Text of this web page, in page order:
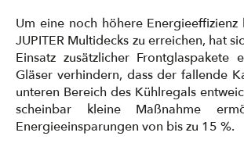
Um eine noch höhere
JUPITER Multidecks zu erreichen, hat
Einsatz zusätzlicher Frontglaspakete
Gläser verhindern, dass der fallende
unteren Bereich des Kühlregals
scheinbar kleine Maßnahme
Energieeinsparungen von bis zu 15 %.